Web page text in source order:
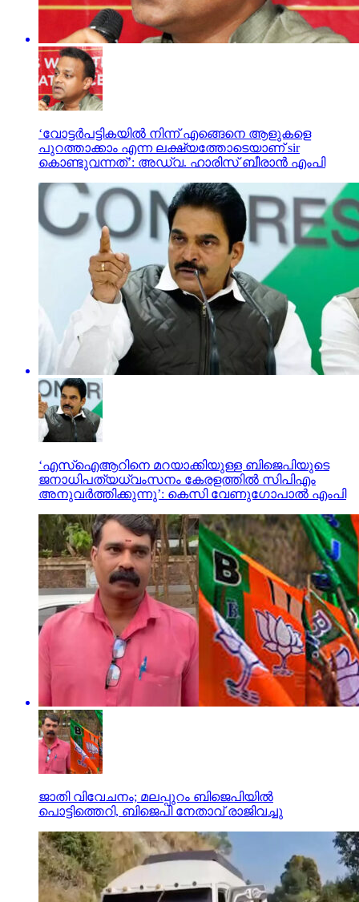
‘വോട്ടര്‍പട്ടികയില്‍ നിന്ന് എങ്ങെനെ ആളുകളെ
പുറത്താക്കാം എന്ന ലക്ഷ്യത്തോടെയാണ് sir
കൊണ്ടുവന്നത്’: അഡ്വ. ഹാരിസ് ബീരാൻ എംപി
‘എസ്‌ഐആറിനെ മറയാക്കിയുള്ള ബിജെപിയുടെ
ജനാധിപത്യധ്വംസനം കേരളത്തില്‍ സിപിഎം
അനുവര്‍ത്തിക്കുന്നു’: കെസി വേണുഗോപാല്‍ എംപി
ജാതി വിവേചനം; മലപ്പുറം ബിജെപിയില്‍
പൊട്ടിത്തെറി, ബിജെപി നേതാവ് രാജിവച്ചു